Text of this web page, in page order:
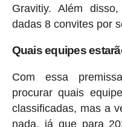
Gravitiy. Além
dadas 8 convites por
Quais equipes
Com essa
procurar quais
classificadas, mas a
nada, já que para